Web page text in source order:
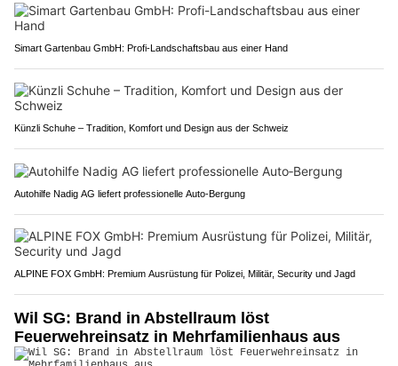
Simart Gartenbau GmbH: Profi-Landschaftsbau aus einer Hand
Künzli Schuhe – Tradition, Komfort und Design aus der Schweiz
Autohilfe Nadig AG liefert professionelle Auto‑Bergung
ALPINE FOX GmbH: Premium Ausrüstung für Polizei, Militär, Security und Jagd
Wil SG: Brand in Abstellraum löst
Feuerwehreinsatz in Mehrfamilienhaus aus